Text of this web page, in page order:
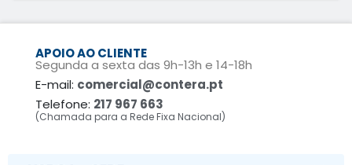
APOIO AO CLIENTE
Segunda a sexta das 9h-13h e 14-18h
E-mail: comercial@contera.pt
Telefone: 217 967 663
(Chamada para a Rede Fixa Nacional)